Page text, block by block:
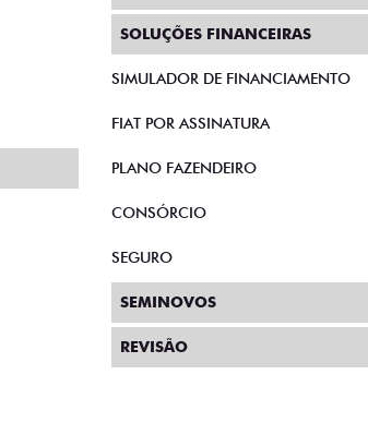
SOLUÇÕES FINANCEIRAS
SIMULADOR DE FINANCIAMENTO
FIAT POR ASSINATURA
PLANO FAZENDEIRO
CONSÓRCIO
SEGURO
SEMINOVOS
REVISÃO